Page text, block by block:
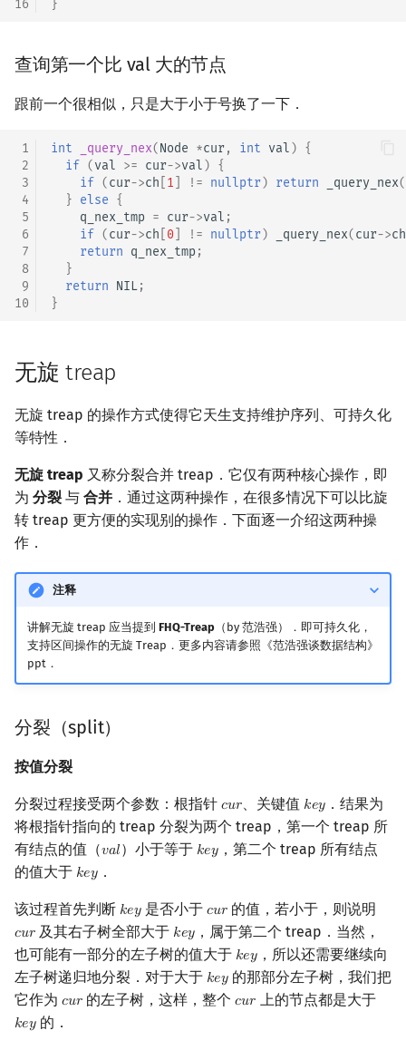
16 }
查询第一个比 val 大的节点
跟前一个很相似，只是大于小于号换了一下．
1
2
3
4
5
6
7
8
9
10
int _query_nex(Node *cur, int val) {
if (val >= cur->val) {
if (cur->ch 1 != nullptr) return _query_nex(
} else {
q_nex_tmp = cur->val ;
if (cur->ch 0 != nullptr) _query_nex(cur->ch
return q_nex_tmp ;
}
return NIL;
}
无旋 treap
无旋 treap 的操作方式使得它天生支持维护序列、可持久化
等特性．
无旋 treap 又称分裂合并 treap．它仅有两种核心操作，即
为 分裂 与 合并 ．通过这两种操作，在很多情况下可以比旋
转 treap 更方便的实现别的操作．下面逐一介绍这两种操
作．
注释
讲解无旋 treap 应当提到 FHQ-Treap（by 范浩强）．即可持久化，
支持区间操作的无旋 Treap．更多内容请参照《范浩强谈数据结构》
ppt．
分裂（split）
按值分裂
分裂过程接受两个参数：根指针 𝑐𝑢𝑟
cur、关键值 𝑘𝑒𝑦
key．结果为
将根指针指向的 treap 分裂为两个 treap，第一个 treap 所
有结点的值（𝑣𝑎𝑙
val）小于等于 𝑘𝑒𝑦
key，第二个 treap 所有结点
的值大于 𝑘𝑒𝑦
key．
该过程首先判断 𝑘𝑒𝑦
key是否小于 𝑐𝑢𝑟
cur的值，若小于，则说明
𝑐𝑢𝑟
cur 及其右子树全部大于 𝑘𝑒𝑦
key，属于第二个 treap．当然，
也可能有一部分的左子树的值大于 𝑘𝑒𝑦
key，所以还需要继续向
左子树递归地分裂．对于大于 𝑘𝑒𝑦
key的那部分左子树，我们把
它作为 𝑐𝑢𝑟
cur 的左子树，这样，整个𝑐𝑢𝑟
cur 上的节点都是大于
𝑘𝑒𝑦
key的．